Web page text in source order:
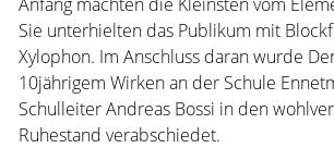
Sie unterhielten das Publikum mit
Xylophon. Im Anschluss daran wurde
10jährigem Wirken an der Schule
Schulleiter Andreas Bossi in den
Ruhestand verabschiedet.